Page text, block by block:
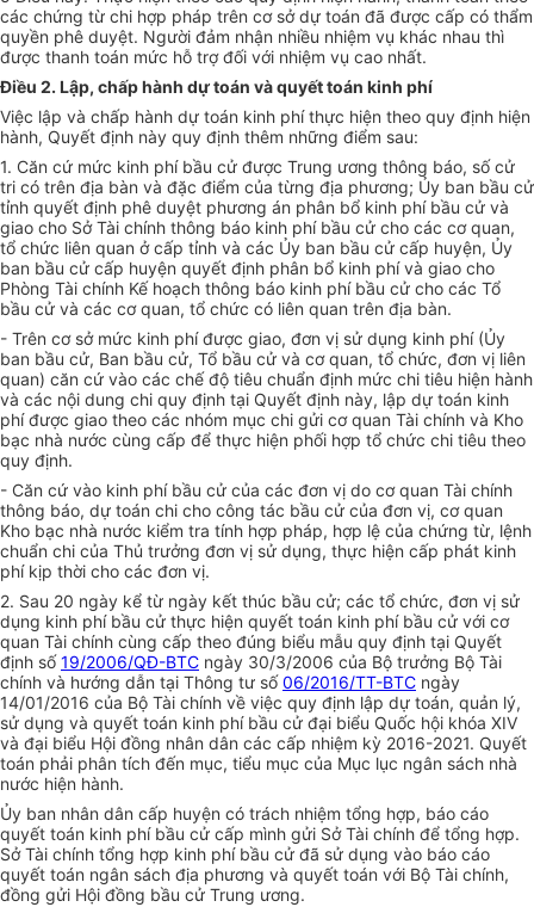
các chứng từ chi hợp pháp trên cơ sởdự toán đã được cấp có thẩm
quyền phê duyệt. Người đảm nhận nhiều nhiệm vụ khác nhau thì
được thanh toán mức hỗ trợ đối với nhiệm vụ cao nhất.
Điều 2. Lập, chấp hành dự toán và quyết toán kinh phí
Việc lập và chấp hành dự toán kinh phí thực hiện theo quy định hiện
hành, Quyết định này quy định thêm những điểm sau:
1. Căn cứ mức kinh phí bầu cử được Trung ương thông báo, số cử
tri có trên địa bàn và đặc điểm của từng địa phương; Ủy ban bầu cử
tỉnh quyết định phê duyệt phương án phân bổ kinh phí bầu cử và
giao cho Sở Tài chính thông báo kinh phí bầu cử cho các cơ quan,
tổ chức liên quan ở cấp tỉnh và các Ủy ban bầu cử cấp huyện, Ủy
ban bầu cử cấp huyện quyết định phân bổ kinh phí và giao cho
Phòng Tài chính Kế hoạch thông báo kinh phí bầu cử cho các Tổ
bầu cử và các cơ quan, tổ chức có liên quan trên địa bàn.
- Trên cơ sở mức kinh phí được giao, đơn vị sử dụng kinh phí (Ủy
ban bầu cử, Ban bầu cử, Tổ bầu cử và cơ quan, tổ chức, đơn vị liên
quan) căn cứ vào các chếđộ tiêu chuẩn định mức chi tiêu hiện hành
và các nội dung chi quy định tại Quyết định này, lập dự toán kinh
phí được giao theo các nhóm mục chi gửi cơ quan Tài chính và Kho
bạc nhà nước cùng cấp để thực hiện phối hợp tổ chức chi tiêu theo
quy định.
- Căn cứ vào kinh phí bầu cử của các đơn vị do cơ quan Tài chính
thông báo, dự toán chi cho công tác bầu cử của đơn vị, cơ quan
Kho bạc nhà nước kiểm tra tính hợp pháp, hợp lệ của chứng từ, lệnh
chuẩn chi của Thủ trưởng đơn vị sử dụng, thực hiện cấp phát kinh
phí kịp thời cho các đơn vị.
2. Sau 20 ngày kể từ ngày kết thúc bầu cử; các tổ chức, đơn vị sử
dụng kinh phí bầu cử thực hiện quyết toán kinh phí bầu cử với cơ
quan Tài chính cùng cấp theo đúng biểu mẫu quy định tại Quyết
định số19/2006/QĐ-BTC ngày 30/3/2006 của Bộ trưởng Bộ Tài
chính và hướng dẫn tại Thông tư số06/2016/TT-BTC ngày
14/01/2016 của Bộ Tài chính về việc quy định lập dự toán, quản lý,
sử dụng và quyết toán kinh phí bầu cử đại biểu Quốc hội khóa XIV
và đại biểu Hội đồng nhân dân các cấp nhiệm kỳ 2016-2021. Quyết
toán phải phân tích đến mục, tiểu mục của Mục lục ngân sách nhà
nước hiện hành.
Ủy ban nhân dân cấp huyện có trách nhiệm tổng hợp, báo cáo
quyết toán kinh phí bầu cử cấp mình gửi Sở Tài chính để tổng hợp.
Sở Tài chính tổng hợp kinh phí bầu cử đã sử dụng vào báo cáo
quyết toán ngân sách địa phương và quyết toán với Bộ Tài chính,
đồng gửi Hội đồng bầu cử Trung ương.